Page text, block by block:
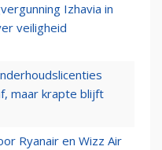
Izhavia in
veiligheid
maar krapte blijft
Ryanair en Wizz Air